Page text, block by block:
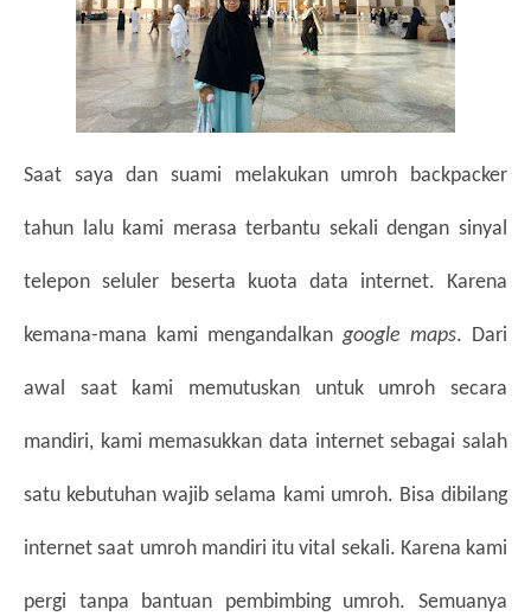
Saat saya dan suami melakukan umroh backpacker
tahun lalu kami merasa terbantu sekali dengan sinyal
telepon seluler beserta kuota data internet. Karena
kemana-mana kami mengandalkan google maps. Dari
awal saat kami memutuskan untuk umroh secara
mandiri, kami memasukkan data internet sebagai salah
satu kebutuhan wajib selama kami umroh. Bisa dibilang
internet saat umroh mandiri itu vital sekali. Karena kami
pergi tanpa bantuan pembimbing umroh. Semuanya